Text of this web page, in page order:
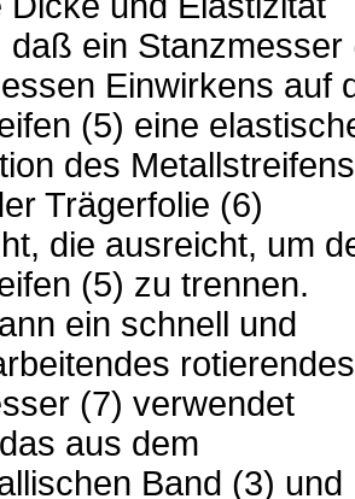
daß ein Stanzmesser
Einwirkens auf
(5) eine
des Metallstreifens
Trägerfolie (6)
die ausreicht, um
(5) zu trennen.
ein schnell und
rotierendes
(7) verwendet
aus dem
Band (3) und